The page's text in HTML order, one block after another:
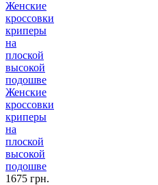
Женские
кроссовки
криперы
на
плоской
высокой
подошве
1675 грн.